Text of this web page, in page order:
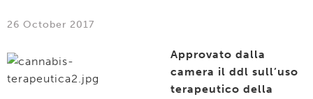
26 October 2017
Approvato dalla
camera il ddl sull’uso
terapeutico della